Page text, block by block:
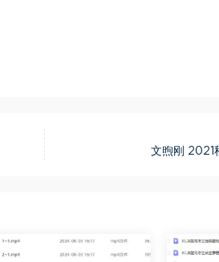
文煦刚 2021